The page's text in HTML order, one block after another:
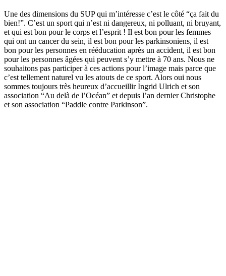
Une des dimensions du SUP qui m’intéresse c’est le côté “ça fait du
bien!”. C’est un sport qui n’est ni dangereux, ni polluant, ni bruyant,
et qui est bon pour le corps et l’esprit ! Il est bon pour les femmes
qui ont un cancer du sein, il est bon pour les parkinsoniens, il est
bon pour les personnes en rééducation après un accident, il est bon
pour les personnes âgées qui peuvent s’y mettre à 70 ans. Nous ne
souhaitons pas participer à ces actions pour l’image mais parce que
c’est tellement naturel vu les atouts de ce sport. Alors oui nous
sommes toujours très heureux d’accueillir Ingrid Ulrich et son
association “Au delà de l’Océan” et depuis l’an dernier Christophe
et son association “Paddle contre Parkinson”.